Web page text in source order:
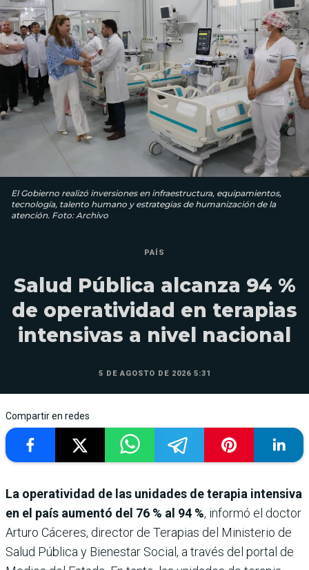
El Gobierno realizó inversiones en infraestructura, equipamientos,
tecnología, talento humano y estrategias de humanización de la
atención. Foto: Archivo
PAÍS
Salud Pública alcanza 94 %
de operatividad en terapias
intensivas a nivel nacional
5 DE AGOSTO DE 2026 5:31
Compartir en redes
La operatividad de las unidades de terapia intensiva
en el país aumentó del 76 % al 94 %, informó el doctor
Arturo Cáceres, director de Terapias del Ministerio de
Salud Pública y Bienestar Social, a través del portal de